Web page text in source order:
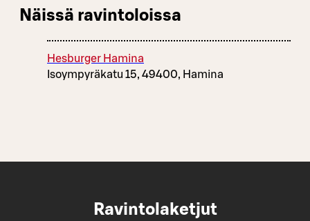
Näissä ravintoloissa
Hesburger Hamina
Isoympyräkatu 15, 49400, Hamina
Ravintolaketjut